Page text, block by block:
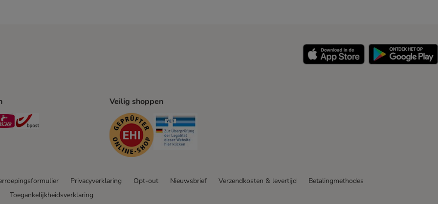
Method
Shipping Method
Mondial Relay Shipping Method
Veilig shoppen
Security
Privacyverklaring Opt-out Nieuwsbrief Verzendkosten & levertijd
Betalingmethodes
Toegankelijkheidsverklaring